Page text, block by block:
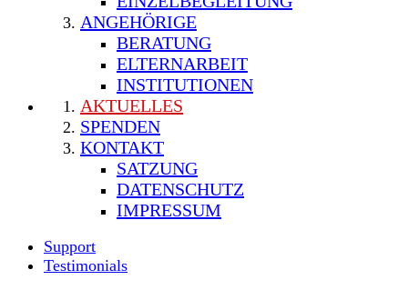
ANGEHÖRIGE
BERATUNG
ELTERNARBEIT
INSTITUTIONEN
AKTUELLES
SPENDEN
KONTAKT
SATZUNG
DATENSCHUTZ
IMPRESSUM
Support
Testimonials